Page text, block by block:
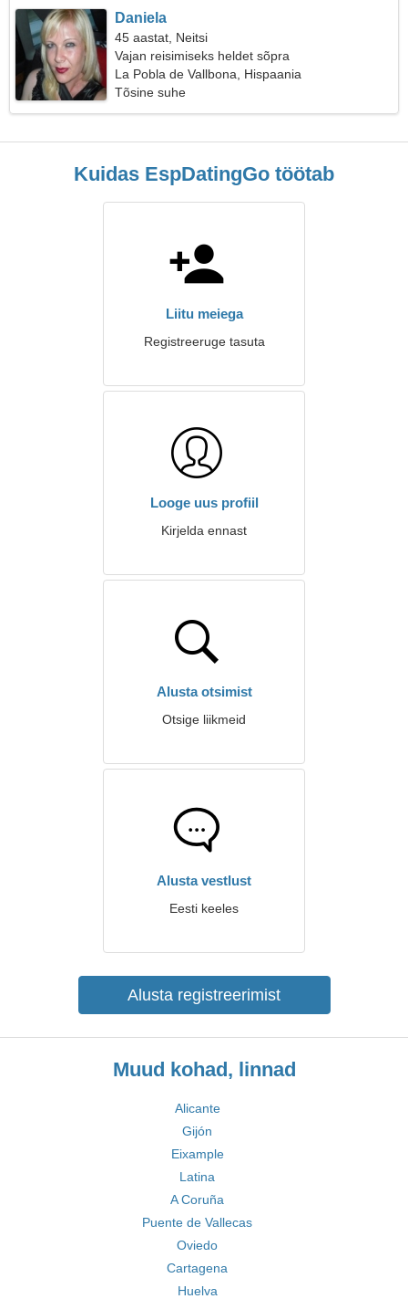
Daniela
45 aastat, Neitsi
Vajan reisimiseks heldet sõpra
La Pobla de Vallbona, Hispaania
Tõsine suhe
Kuidas EspDatingGo töötab
Liitu meiega
Registreeruge tasuta
Looge uus profiil
Kirjelda ennast
Alusta otsimist
Otsige liikmeid
Alusta vestlust
Eesti keeles
Alusta registreerimist
Muud kohad, linnad
Alicante
Gijón
Eixample
Latina
A Coruña
Puente de Vallecas
Oviedo
Cartagena
Huelva